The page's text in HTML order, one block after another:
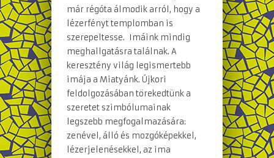
már régóta álmodik arról, hogy a
lézerfényt templomban is
szerepeltesse. Imáink mindig
meghallgatásra találnak. A
keresztény világ legismertebb
imája a Miatyánk. Újkori
feldolgozásában törekedtünk a
szeretet szimbólumainak
legszebb megfogalmazására:
zenével, álló és mozgóképekkel,
lézerjelenésekkel, az ima